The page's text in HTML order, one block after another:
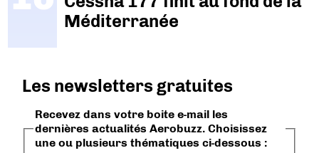
Méditerranée
Les newsletters gratuites
Recevez dans votre boite e-mail les
dernières actualités Aerobuzz. Choisissez
une ou plusieurs thématiques ci-dessous :